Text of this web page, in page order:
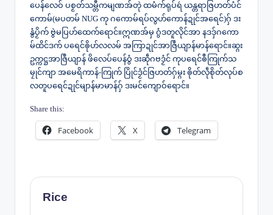
ပေန်လေဝ် ပစၟတ်သမ္တီကမျဏအ်တုဲ ထမံက်ရုပ်ရဴ ယန္တရာဇြဟတ်ပံင်
ကောမ်(မပတမ် NUG ကု ဂကောမ်ရပ်လွဟ်ကောန်ဍုင်အ‌ရေင်)ဂှ် ဒး
နွံပၟိက် ဗွဲမပြဟ်ထေက်ရောင်။ဣဏအ်မှ ဂွံဒတူလိုင်အာ နဒဒှ်ဂကော
မ်ထိင်ဒက် ပရေင်ၜိုဟ်လလမ် အကြာဍုင်အာဇြဳယျာန်မာန်ရောင်။ဆ္ဂး
ဥက္ကဋ္ဌအာဇြဳယျာန် ဖိလေပ်ပေန်ဝွံ ဒးဆဵုဂဗဒၟံင် ကုပရေင်ၜဳကြုက်သ
မၠုင်ကျာ အမေရိကာန်-ကြုက် ပြိုင်ဒၟံင်ဇြဟတ်ဂှ်မ္ဂး ၜိုတ်လဵုစိုတ်လုပ်စ
လတူပရေင်ဍုင်မျာန်မာမာန်ဂှ် ဒးမင်ကျောဝ်ရောင်။
Share this:
Facebook X Telegram
Rice